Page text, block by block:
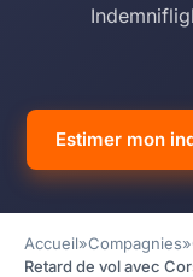
Estimer mon
Accueil»Compagnies»
Retard de vol avec